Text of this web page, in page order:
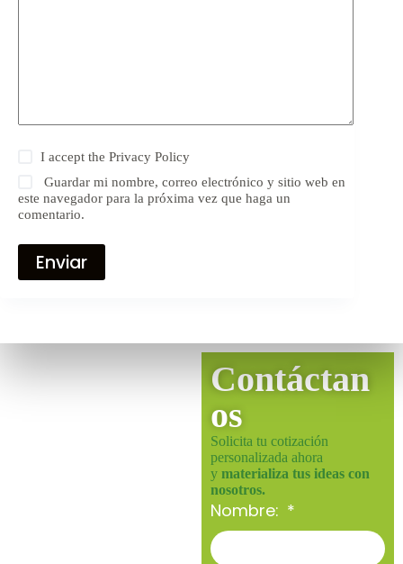
I accept thePrivacy Policy
Guardar mi nombre, correo electrónico y sitio web en
este navegador para la próxima vez que haga un
comentario.
Enviar
Contáctan
os
Solicita tu cotización
personalizada ahora
y materializa tus ideas con
nosotros.
Nombre: